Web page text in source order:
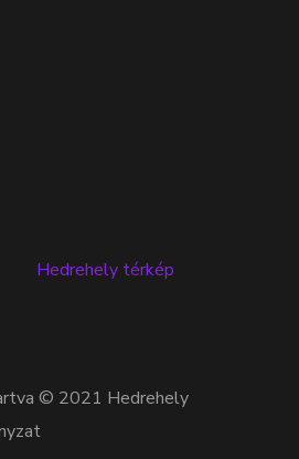
© 2021 Hedrehely